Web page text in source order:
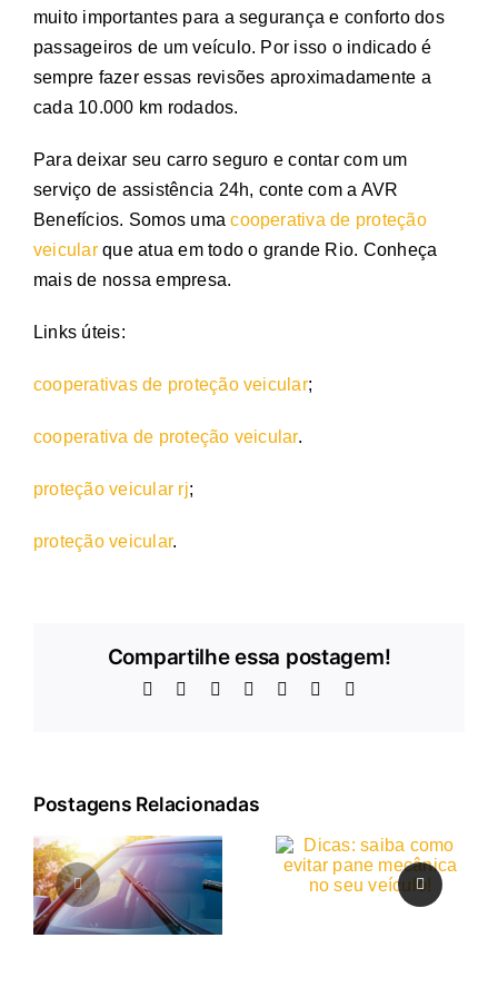
muito importantes para a segurança e conforto dos
passageiros de um veículo. Por isso o indicado é
sempre fazer essas revisões aproximadamente a
cada 10.000 km rodados.
Para deixar seu carro seguro e contar com um
serviço de assistência 24h, conte com a AVR
Benefícios. Somos umacooperativa de proteção
veicularque atua em todo o grande Rio. Conheça
mais de nossa empresa.
Links úteis:
cooperativas de proteção veicular;
cooperativa de proteção veicular.
proteção veicular rj;
proteção veicular.
Compartilhe essa postagem!
Facebook LinkedInWhatsAppTelegramPinterest
Postagens Relacionadas